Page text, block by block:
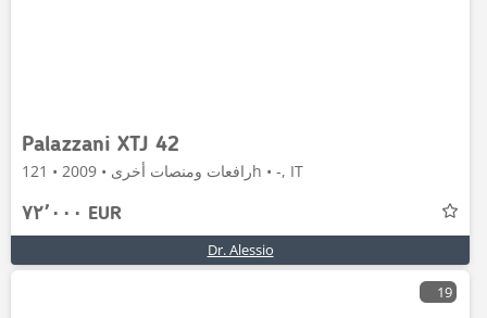
Palazzani XTJ 42
رافعات ومنصات أخرى • 2009 • 121h • -, IT
٧٢٬٠٠٠ EUR
Dr. Alessio
19